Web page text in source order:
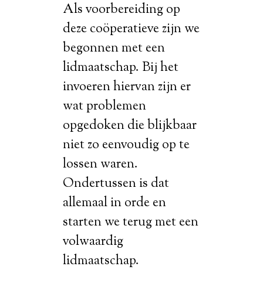
Als voorbereiding op
deze coöperatieve zijn we
begonnen met een
lidmaatschap. Bij het
invoeren hiervan zijn er
wat problemen
opgedoken die blijkbaar
niet zo eenvoudig op te
lossen waren.
Ondertussen is dat
allemaal in orde en
starten we terug met een
volwaardig
lidmaatschap.